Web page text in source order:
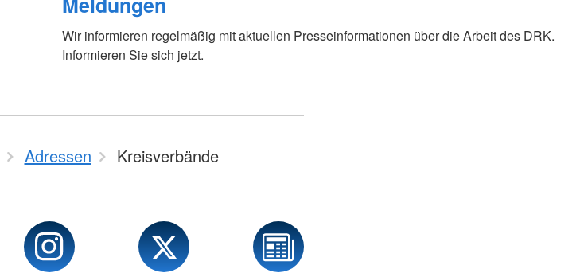
Wir informieren regelmäßig mit aktuellen Presseinformationen über die Arbeit des DRK.
Informieren Sie sich jetzt.
Adressen Kreisverbände